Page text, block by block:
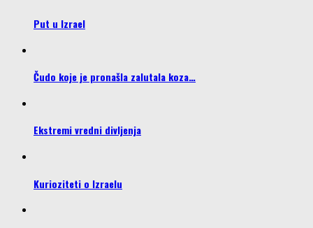
Put u Izrael
Čudo koje je pronašla zalutala koza…
Ekstremi vredni divljenja
Kurioziteti o Izraelu